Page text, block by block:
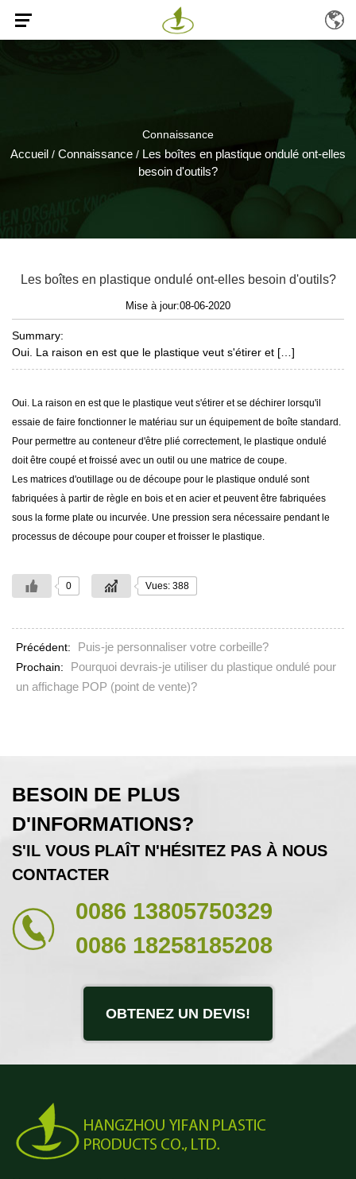
Connaissance
Accueil / Connaissance / Les boîtes en plastique ondulé ont-elles
besoin d'outils?
Les boîtes en plastique ondulé ont-elles besoin d'outils?
Mise à jour:08-06-2020
Summary:
Oui. La raison en est que le plastique veut s'étirer et […]
Oui. La raison en est que le plastique veut s'étirer et se déchirer lorsqu'il
essaie de faire fonctionner le matériau sur un équipement de boîte standard.
Pour permettre au conteneur d'être plié correctement, le plastique ondulé
doit être coupé et froissé avec un outil ou une matrice de coupe.
Les matrices d'outillage ou de découpe pour le plastique ondulé sont
fabriquées à partir de règle en bois et en acier et peuvent être fabriquées
sous la forme plate ou incurvée. Une pression sera nécessaire pendant le
processus de découpe pour couper et froisser le plastique.
0 Vues: 388
Précédent: Puis-je personnaliser votre corbeille?
Prochain:
Pourquoi devrais-je utiliser du plastique ondulé pour
un affichage POP (point de vente)?
BESOIN DE PLUS
D'INFORMATIONS?
S'IL VOUS PLAÎT N'HÉSITEZ PAS À NOUS
CONTACTER
0086 13805750329
0086 18258185208
OBTENEZ UN DEVIS!